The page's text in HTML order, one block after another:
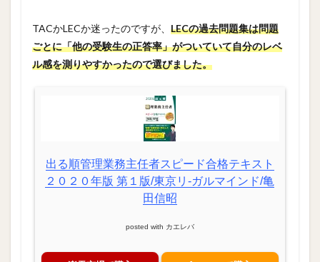
TACかLECか迷ったのですが、 LECの過去問題集は問題
ごとに「他の受験生の正答率」がついていて自分のレベ
ル感を測りやすかったので選びました。
出る順管理業務主任者スピード合格テキスト
２０２０年版 第１版/東京リ-ガルマインド/亀
田信昭
posted with カエレバ